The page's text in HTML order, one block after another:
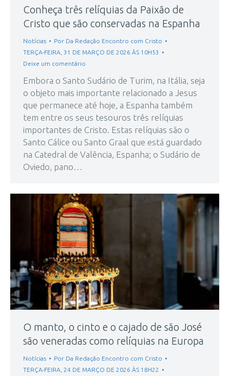
Conheça três relíquias da Paixão de
Cristo que são conservadas na Espanha
Notícias Por Da Redação Encontro com Cristo
TERÇA-FEIRA, 31 DE MARÇO DE 2026 ÀS 10H53
Deixe um comentário
Embora o Santo Sudário de Turim, na Itália, seja
o objeto mais importante relacionado a Jesus
que permanece até hoje, a Espanha também
tem entre os seus tesouros três relíquias
importantes de Cristo. Estas relíquias são o
Santo Cálice ou Santo Graal que está guardado
na Catedral de Valência, Espanha; o Sudário de
Oviedo, pano…
O manto, o cinto e o cajado de são José
são veneradas como relíquias na Europa
Notícias Por Da Redação Encontro com Cristo
TERÇA-FEIRA, 24 DE MARÇO DE 2026 ÀS 18H22